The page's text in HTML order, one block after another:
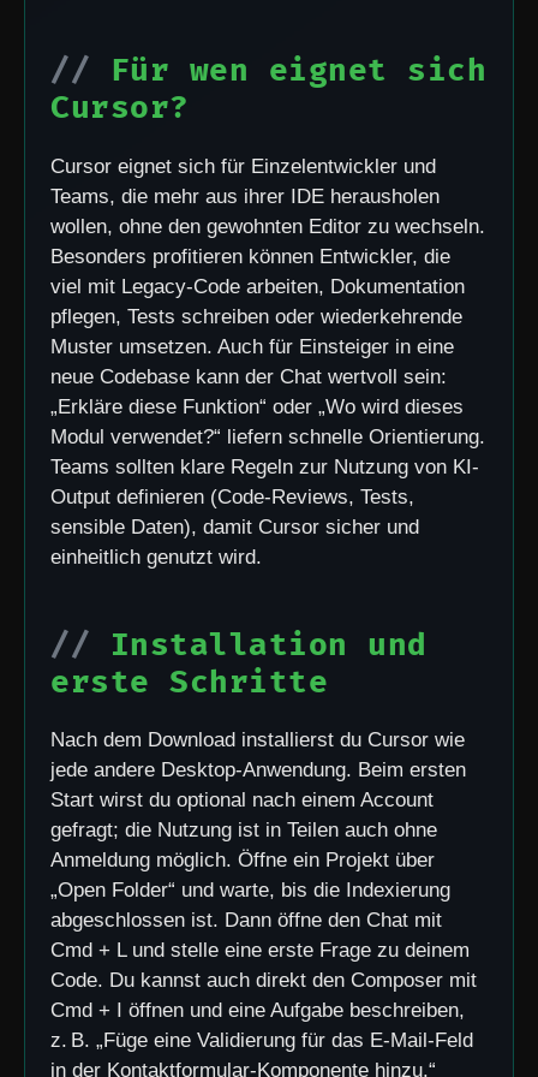
Für wen eignet sich
Cursor?
Cursor eignet sich für Einzelentwickler und
Teams, die mehr aus ihrer IDE herausholen
wollen, ohne den gewohnten Editor zu wechseln.
Besonders profitieren können Entwickler, die
viel mit Legacy-Code arbeiten, Dokumentation
pflegen, Tests schreiben oder wiederkehrende
Muster umsetzen. Auch für Einsteiger in eine
neue Codebase kann der Chat wertvoll sein:
„Erkläre diese Funktion“ oder „Wo wird dieses
Modul verwendet?“ liefern schnelle Orientierung.
Teams sollten klare Regeln zur Nutzung von KI-
Output definieren (Code-Reviews, Tests,
sensible Daten), damit Cursor sicher und
einheitlich genutzt wird.
Installation und
erste Schritte
Nach dem Download installierst du Cursor wie
jede andere Desktop-Anwendung. Beim ersten
Start wirst du optional nach einem Account
gefragt; die Nutzung ist in Teilen auch ohne
Anmeldung möglich. Öffne ein Projekt über
„Open Folder“ und warte, bis die Indexierung
abgeschlossen ist. Dann öffne den Chat mit
Cmd + L und stelle eine erste Frage zu deinem
Code. Du kannst auch direkt den Composer mit
Cmd + I öffnen und eine Aufgabe beschreiben,
z. B. „Füge eine Validierung für das E-Mail-Feld
in der Kontaktformular-Komponente hinzu.“